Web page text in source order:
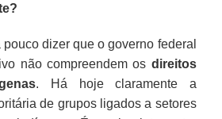
dizer que o governo federal
não compreendem os direitos
. Há hoje claramente a
de grupos ligados a setores